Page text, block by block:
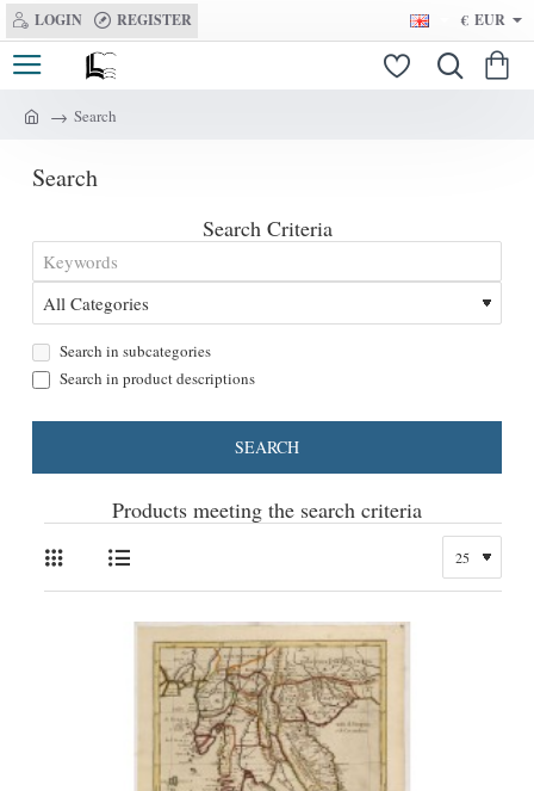
LOGIN REGISTER € EUR
m
Search
Search
Search Criteria
Search in subcategories
Search in product descriptions
SEARCH
Products meeting the search criteria